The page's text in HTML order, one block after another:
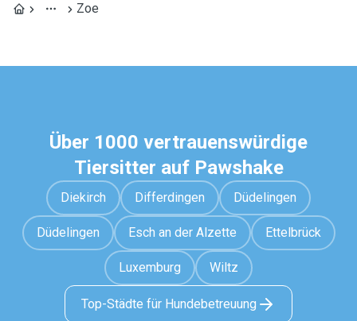
Zoe
Über 1000 vertrauenswürdige
Tiersitter auf Pawshake
Diekirch Differdingen Düdelingen
Düdelingen Esch an der Alzette Ettelbrück
Luxemburg Wiltz
Top-Städte für Hundebetreuung